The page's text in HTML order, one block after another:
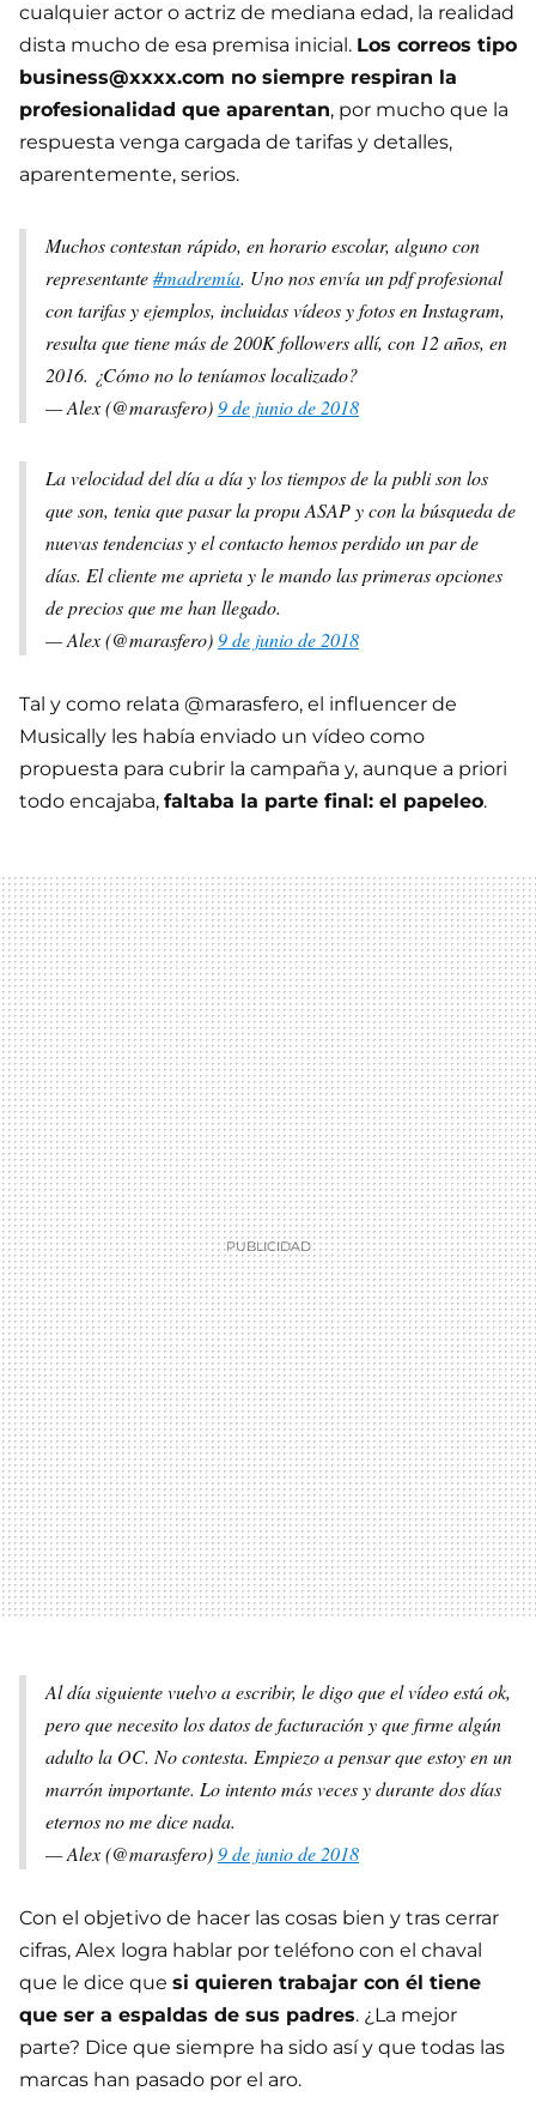
cualquier actor o actriz de mediana edad, la realidad
dista mucho de esa premisa inicial. Los correos tipo
business@xxxx.com no siempre respiran la
profesionalidad que aparentan, por mucho que la
respuesta venga cargada de tarifas y detalles,
aparentemente, serios.
Muchos contestan rápido, en horario escolar, alguno con
representante#madremía. Uno nos envía un pdf profesional
con tarifas y ejemplos, incluidas vídeos y fotos en Instagram,
resulta que tiene más de 200K followers allí, con 12 años, en
2016. ¿Cómo no lo teníamos localizado?
— Alex (@marasfero) 9 de junio de 2018
La velocidad del día a día y los tiempos de la publi son los
que son, tenia que pasar la propu ASAP y con la búsqueda de
nuevas tendencias y el contacto hemos perdido un par de
días. El cliente me aprieta y le mando las primeras opciones
de precios que me han llegado.
— Alex (@marasfero) 9 de junio de 2018
Tal y como relata @marasfero, el influencer de
Musically les había enviado un vídeo como
propuesta para cubrir la campaña y, aunque a priori
todo encajaba, faltaba la parte final: el papeleo.
Al día siguiente vuelvo a escribir, le digo que el vídeo está ok,
pero que necesito los datos de facturación y que firme algún
adulto la OC. No contesta. Empiezo a pensar que estoy en un
marrón importante. Lo intento más veces y durante dos días
eternos no me dice nada.
— Alex (@marasfero) 9 de junio de 2018
Con el objetivo de hacer las cosas bien y tras cerrar
cifras, Alex logra hablar por teléfono con el chaval
que le dice que si quieren trabajar con él tiene
que ser a espaldas de sus padres. ¿La mejor
parte? Dice que siempre ha sido así y que todas las
marcas han pasado por el aro.